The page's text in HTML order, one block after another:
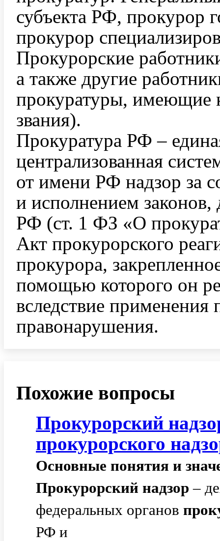
субъекта РФ, прокурор
прокурор
Прокурорские
а также другие
прокуратуры, имеющие
звания).
Прокуратура РФ –
централизованная
от имени РФ надзор за
и исполнением
РФ (ст. 1 ФЗ «О
Акт прокурорского
прокурора,
помощью которого он
вследствие применения
правонарушения.
Похожие вопросы
Прокурорский
прокурорского
Основные понятия и
Прокурорский надзор –
федеральных органов
РФ и